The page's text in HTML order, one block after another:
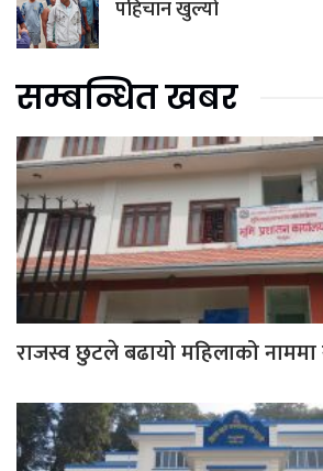
पहिचान खुल्यो
सम्बन्धित खबर
राजस्व छुटले बढायो महिलाको नाममा